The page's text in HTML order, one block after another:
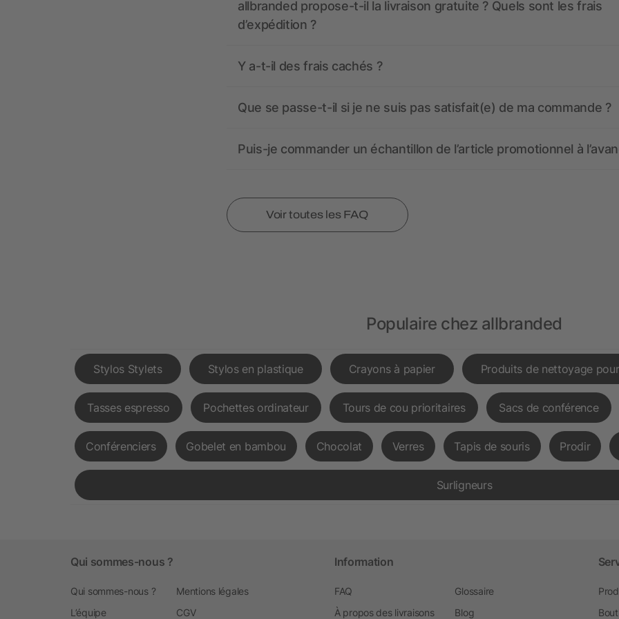
allbranded propose-t-il la livraison gratuite ? Quels sont les frais
d’expédition ?
Y a-t-il des frais cachés ?
Que se passe-t-il si je ne suis pas satisfait(e) de ma commande ?
Puis-je commander un échantillon de l’article promotionnel à
Voir toutes les FAQ
Populaire chez allbranded
Stylos Stylets Stylos en plastique Crayons à papier Produits de nettoyage
Tasses espresso Pochettes ordinateur Tours de cou prioritaires Sacs de conférence
Conférenciers Gobelet en bambou Chocolat Verres Tapis de souris Prodir
Surligneurs
Qui sommes-nous ?
Qui sommes-nous ?
L’équipe
Mentions légales
CGV
Information
FAQ
À propos des livraisons
Glossaire
Blog